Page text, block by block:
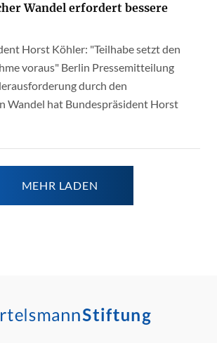
Wandel erfordert bessere
Horst Köhler: "Teilhabe setzt den
voraus" Berlin Pressemitteilung
durch den
Wandel hat Bundespräsident Horst
MEHR LADEN